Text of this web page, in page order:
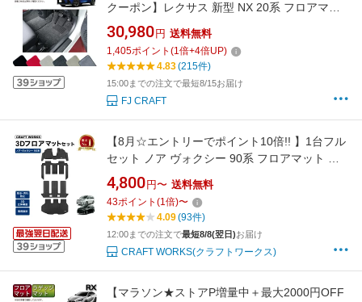
クーポン】レクサス 新型 NX 20系 フロアマッ
ト ラゲッジマット （プレミアム） ゴム 防水 日
本製 空気触媒加工
30,980 円 送料無料
1,405ポイント (1倍+4倍UP)
4.83(215件)
15:00までの注文で最短8/15お届け
FJ CRAFT
【8月☆エントリーでポイント10倍!! 】1台フル
セット ノア ヴォクシー 90系 フロアマット ラ
ゲッジ トランク マット フロア マット 3D 新型
防水 防汚 汚れ 防止 ラバー ゴム 独立型 専用 パ
ーツ フルセット トヨタ ガソリン ハイブリッド
90 TOYOTA NOAH 7人
4,800 円〜 送料無料
43ポイント (1倍)〜
4.09(93件)
12:00までの注文で最短8/8(翌日)お届け
CRAFT WORKS(クラフトワークス)
【マラソン★ストアP増量中＋最大2000円OFF